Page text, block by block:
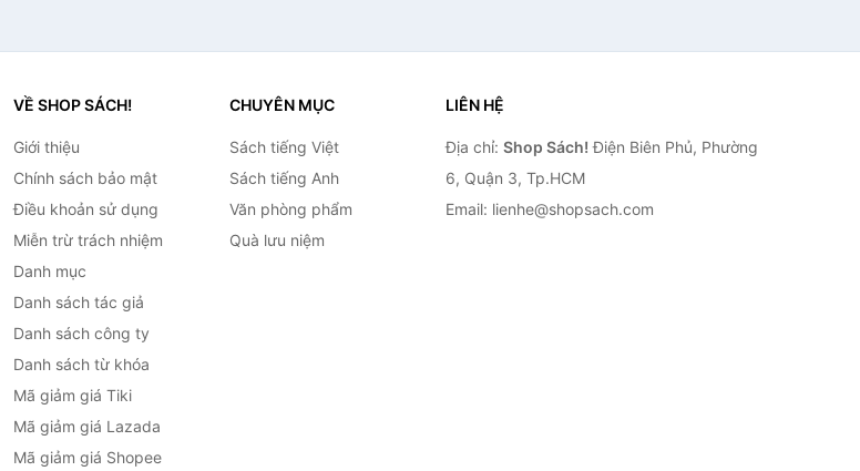
VỀ SHOP SÁCH!
Giới thiệu
Chính sách bảo mật
Điều khoản sử dụng
Miễn trừ trách nhiệm
Danh mục
Danh sách tác giả
Danh sách công ty
Danh sách từ khóa
Mã giảm giá Tiki
Mã giảm giá Lazada
Mã giảm giá Shopee
CHUYÊN MỤC
Sách tiếng Việt
Sách tiếng Anh
Văn phòng phẩm
Quà lưu niệm
LIÊN HỆ
Địa chỉ: Shop Sách! Điện Biên Phủ, Phường
6, Quận 3, Tp.HCM
Email: lienhe@shopsach.com